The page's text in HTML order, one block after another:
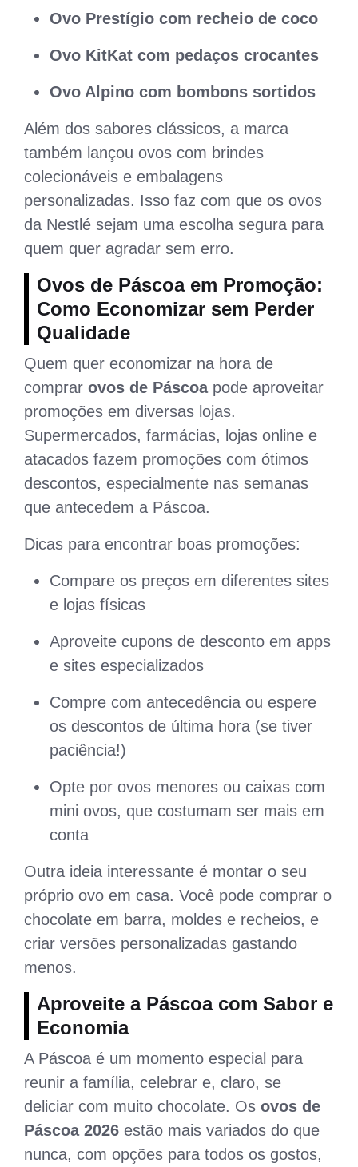
Ovo Prestígio com recheio de coco
Ovo KitKat com pedaços crocantes
Ovo Alpino com bombons sortidos
Além dos sabores clássicos, a marca
também lançou ovos com brindes
colecionáveis e embalagens
personalizadas. Isso faz com que os ovos
da Nestlé sejam uma escolha segura para
quem quer agradar sem erro.
Ovos de Páscoa em Promoção:
Como Economizar sem Perder
Qualidade
Quem quer economizar na hora de
comprar ovos de Páscoapode aproveitar
promoções em diversas lojas.
Supermercados, farmácias, lojas online e
atacados fazem promoções com ótimos
descontos, especialmente nas semanas
que antecedem a Páscoa.
Dicas para encontrar boas promoções:
Compare os preços em diferentes sites
e lojas físicas
Aproveite cupons de desconto em apps
e sites especializados
Compre com antecedência ou espere
os descontos de última hora (se tiver
paciência!)
Opte por ovos menores ou caixas com
mini ovos, que costumam ser mais em
conta
Outra ideia interessante é montar o seu
próprio ovo em casa. Você pode comprar o
chocolate em barra, moldes e recheios, e
criar versões personalizadas gastando
menos.
Aproveite a Páscoa com Sabor e
Economia
A Páscoa é um momento especial para
reunir a família, celebrar e, claro, se
deliciar com muito chocolate. Os ovos de
Páscoa 2026 estão mais variados do que
nunca, com opções para todos os gostos,